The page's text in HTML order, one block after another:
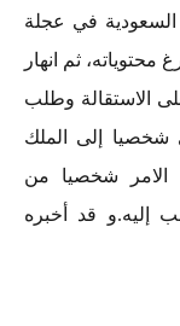
في عجلة
ثم انهار
الاستقالة وطلب
شخصيا إلى الملك
شخصيا من
إليه.و قد أخبره